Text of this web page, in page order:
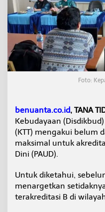
T
T
B
e
l
u
m
T
r
e
d
t
i
B
I
Foto:
benuanta.co.id, TANA
Kebudayaan
(KTT) mengakui belum
maksimal untuk
Dini (PAUD).
Untuk diketahui,
menargetkan
terakreditasi B di wilayah